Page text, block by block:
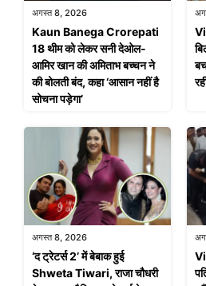
अगस्त 8, 2026
Kaun Banega Crorepati
18 थीम को लेकर सनी देओल-
आमिर खान की अमिताभ बच्चन ने
की बोलती बंद, कहा ‘आसान नहीं है
सोचना पड़ेगा’
अगस्त 8, 2026
‘द ट्रेटर्स 2’ में बेबाक हुई
Shweta Tiwari, राजा चौधरी